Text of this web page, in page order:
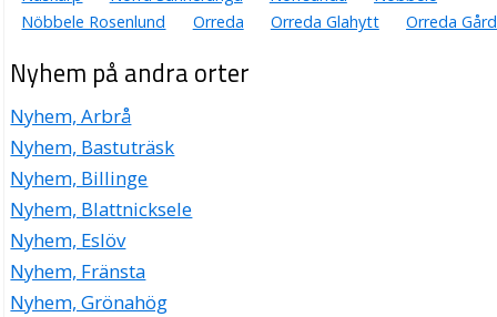
Nöbbele Rosenlund
Orreda Orreda Glahytt Orreda Gård
Nyhem på andra orter
Nyhem, Arbrå
Nyhem, Bastuträsk
Nyhem, Billinge
Nyhem, Blattnicksele
Nyhem, Eslöv
Nyhem, Fränsta
Nyhem, Grönahög